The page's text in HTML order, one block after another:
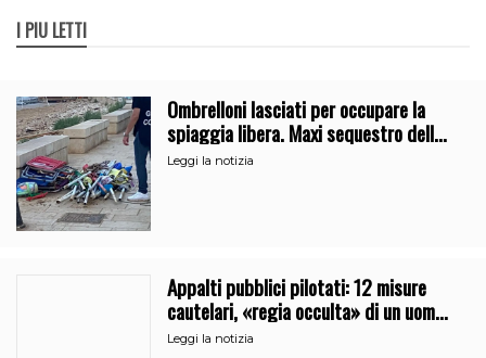
I PIÙ LETTI
Ombrelloni lasciati per occupare la
spiaggia libera. Maxi sequestro della
Guardia Costiera
Leggi la notizia
Appalti pubblici pilotati: 12 misure
cautelari, «regia occulta» di un uomo
vicino al clan
Leggi la notizia